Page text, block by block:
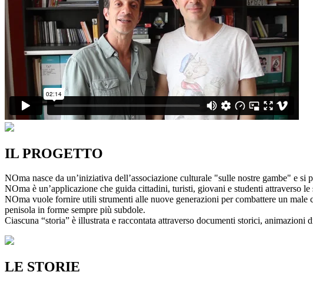
IL PROGETTO
NOma nasce da un’iniziativa dell’associazione culturale "sulle nostre gambe" e
NOma è un’applicazione che guida cittadini, turisti, giovani e studenti attraverso
NOma vuole fornire utili strumenti alle nuove generazioni per combattere un
penisola in forme sempre più subdole.
Ciascuna “storia” è illustrata e raccontata attraverso documenti storici,
LE STORIE